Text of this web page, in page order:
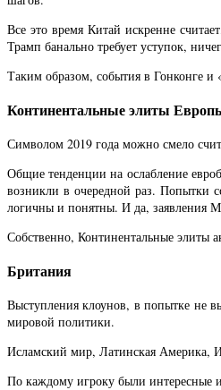
Все это время Китай искренне
Трамп банально требует уступок,
Таким образом, события в Гонконге
Континентальные элиты
Символом 2019 года можно смело
Общие тенденции на ослабление
возникли в очередной раз. Попытки
логичны и понятны. И да, заявления
Собственно, Континентальные элиты
Британия
Выступления клоунов, в попытке не
мировой политики.
Исламский мир, Латинская Америка,
По каждому игроку были интересные и